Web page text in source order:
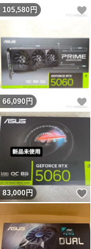
105,580 円
66,090 円
83,000円